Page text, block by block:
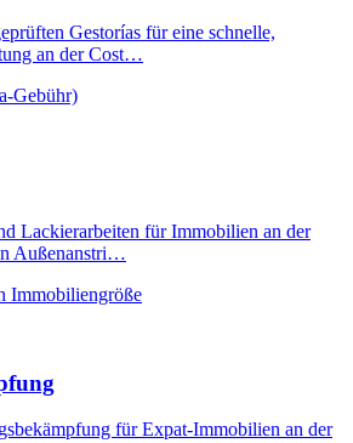
Gestorías für eine schnelle,
an der Cost…
Gebühr)
Lackierarbeiten für Immobilien an der
Außenanstri…
Immobiliengröße
für Expat-Immobilien an der